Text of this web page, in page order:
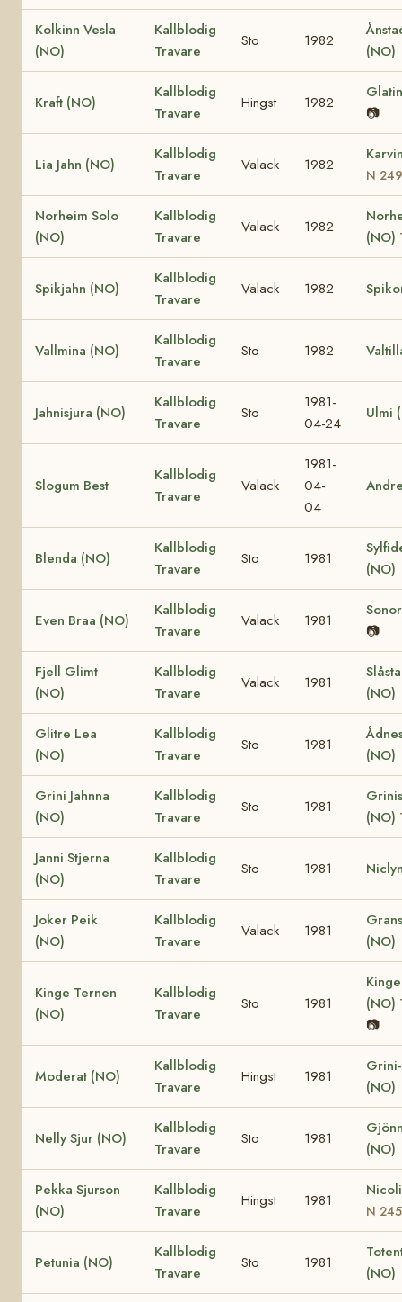
Kolkinn Vesla
(NO)
Kallblodig
Travare
Sto 1982
(NO)
Kraft (NO)
Kallblodig
Travare
Hingst 1982
📷
Lia Jahn (NO)
Kallblodig
Travare
Valack 1982
N
Norheim Solo
(NO)
Kallblodig
Travare
Valack 1982
(NO)
Spikjahn (NO)
Kallblodig
Travare
Valack 1982
Vallmina (NO)
Kallblodig
Travare
Sto 1982
Jahnisjura (NO)
Kallblodig
Travare
Sto
1981-
04-24
Ulmi
Slogum Best
Kallblodig
Travare
Valack
1981-
04-
04
Blenda (NO)
Kallblodig
Travare
Sto 1981
(NO)
Even Braa (NO)
Kallblodig
Travare
Valack 1981
📷
Fjell Glimt
(NO)
Kallblodig
Travare
Valack 1981
(NO)
Glitre Lea
(NO)
Kallblodig
Travare
Sto 1981
(NO)
Grini Jahnna
(NO)
Kallblodig
Travare
Sto 1981
(NO)
Janni Stjerna
(NO)
Kallblodig
Travare
Sto 1981
Joker Peik
(NO)
Kallblodig
Travare
Valack 1981
(NO)
Kinge Ternen
(NO)
Kallblodig
Travare
Sto 1981
(NO)
📷
Moderat (NO)
Kallblodig
Travare
Hingst 1981
(NO)
Nelly Sjur (NO)
Kallblodig
Travare
Sto 1981
(NO)
Pekka Sjurson
(NO)
Kallblodig
Travare
Hingst 1981
N
Petunia (NO)
Kallblodig
Travare
Sto 1981
(NO)